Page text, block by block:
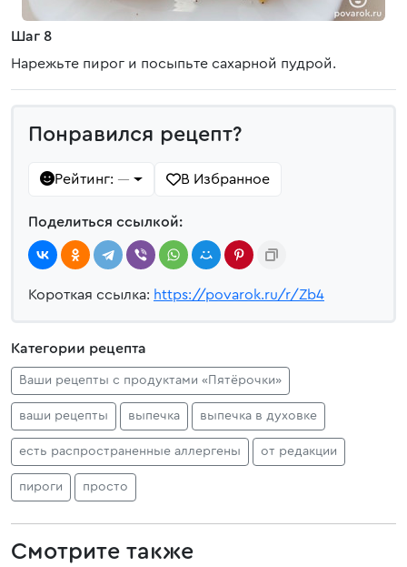
Шаг 8
Нарежьте пирог и посыпьте сахарной пудрой.
Понравился рецепт?
Рейтинг: — В Избранное
Поделиться ссылкой:
Короткая ссылка: https://povarok.ru/r/Zb4
Категории рецепта
Ваши рецепты с продуктами «Пятёрочки»
ваши рецепты выпечка выпечка в духовке
есть распространенные аллергены от редакции
пироги просто
Смотрите также